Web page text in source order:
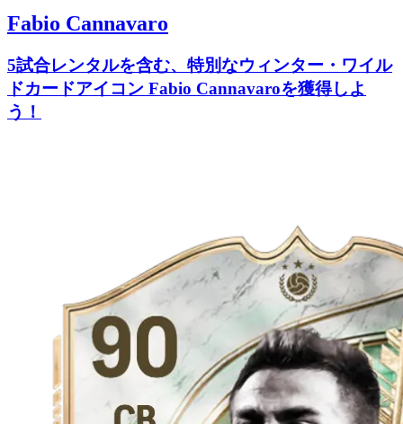
Fabio Cannavaro
5試合レンタルを含む、特別なウィンター・ワイル
ドカードアイコン Fabio Cannavaroを獲得しよ
う！